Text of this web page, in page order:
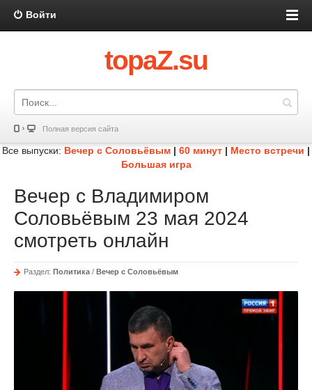
Войти
topaZ.su
Полная версия сайта
Все выпуски: Вечер с Соловьёвым | 60 минут | Место встречи |
Большая игра
Вечер с Владимиром
Соловьёвым 23 мая 2024
смотреть онлайн
Раздел: Политика / Вечер с Соловьёвым